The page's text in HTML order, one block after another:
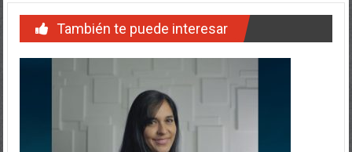
También te puede interesar